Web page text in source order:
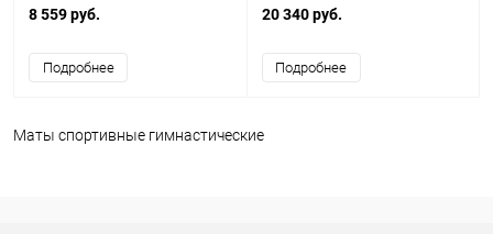
8 559 руб.
Подробнее
20 340 руб.
Подробнее
Маты спортивные гимнастические